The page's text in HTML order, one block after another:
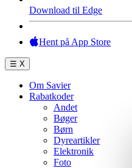
Download til Edge
Hent på App Store
☰ X
Om Savier
Rabatkoder
Andet
Bøger
Børn
Dyreartikler
Elektronik
Foto